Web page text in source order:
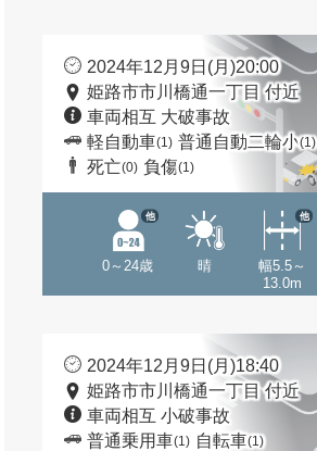
2024年12月9日(月)20:00
姫路市市川橋通一丁目 付近
車両相互 大破事故
軽自動車(1) 普通自動二輪小(1)
死亡(0) 負傷(1)
0～24歳
他
晴
幅5.5～
13.0m
他
2024年12月9日(月)18:40
姫路市市川橋通一丁目 付近
車両相互 小破事故
普通乗用車(1) 自転車(1)